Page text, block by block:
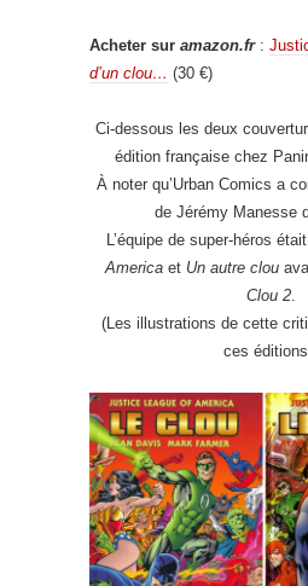
Acheter sur amazon.fr:
d’un clou… (30 €)
Ci-dessous les deux
édition française chez
À noter qu’Urban Comics a
de Jérémy Manesse
L’équipe de super-héros était
America et Un autre clou
Clou 2.
(Les illustrations de cette
ces